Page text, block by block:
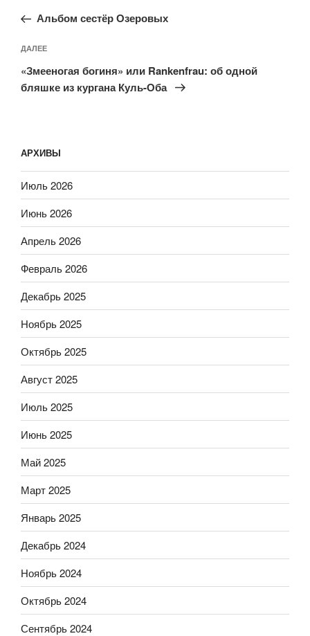
записям
запись:
Альбом сестёр Озеровых
Следующая
запись
ДАЛЕЕ
«Змееногая богиня» или Rankenfrau: об одной
бляшке из кургана Куль-Оба
АРХИВЫ
Июль 2026
Июнь 2026
Апрель 2026
Февраль 2026
Декабрь 2025
Ноябрь 2025
Октябрь 2025
Август 2025
Июль 2025
Июнь 2025
Май 2025
Март 2025
Январь 2025
Декабрь 2024
Ноябрь 2024
Октябрь 2024
Сентябрь 2024